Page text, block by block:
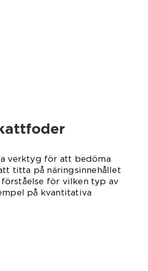
verktyg för att bedöma
titta på näringsinnehållet
för vilken typ av
på kvantitativa